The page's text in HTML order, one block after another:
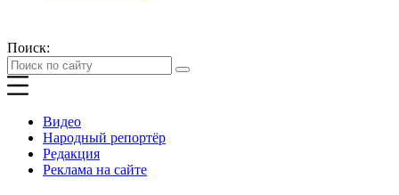
Поиск:
Видео
Народный репортёр
Редакция
Реклама на сайте